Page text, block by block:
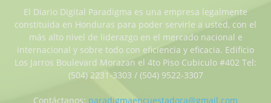
El Diario Digital Paradigma es una empresa legalmente
constituida en Honduras para poder servirle a usted, con el
más alto nivel de liderazgo en el mercado nacional e
internacional y sobre todo con eficiencia y eficacia. Edificio
Los Jarros Boulevard Morazan el 4to Piso Cubiculo #402 Tel:
(504) 2231-3303 / (504) 9522-3307
Contáctanos: paradigmaencuestadora@gmail.com